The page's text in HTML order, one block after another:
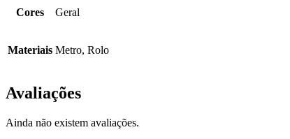
Cores Geral
Materiais Metro, Rolo
Avaliações
Ainda não existem avaliações.